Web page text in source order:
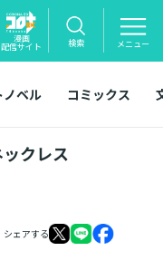
漫画
配信サイト 検索 メニュー
ノベル コミックス
クレス
シェアする